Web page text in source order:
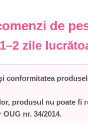
de
1–2 zile
conformitatea
produsul nu poate fi
OUG nr. 34/2014.